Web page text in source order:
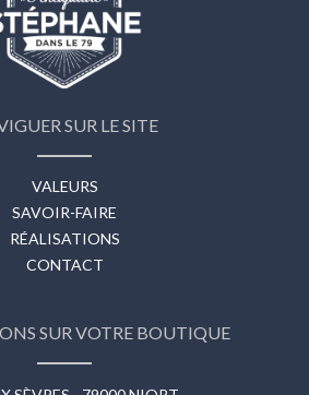
SUR LE SITE
VALEURS
SAVOIR-FAIRE
RÉALISATIONS
CONTACT
SUR VOTRE BOUTIQUE